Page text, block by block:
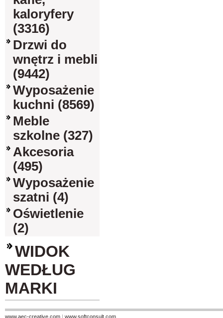
kaloryfery
(3316)
Drzwi do
wnętrz i mebli
(9442)
Wyposażenie
kuchni (8569)
Meble
szkolne (327)
Akcesoria
(495)
Wyposażenie
szatni (4)
Oświetlenie
(2)
WIDOK
WEDŁUG
MARKI
www.aec-creative.com | www.softconsult.com